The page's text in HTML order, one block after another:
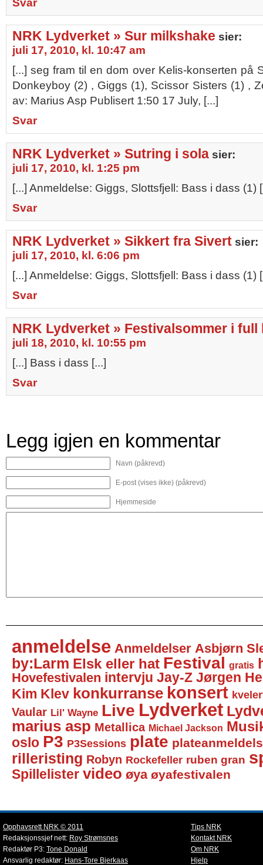
Svar
NRK Lydverket » Sur milkshake sier:
juli 17, 2010, kl. 10:47 am
[...] seg fram til en dom over Kelis-konserten på
Donkeyboy (2) , Giggs (1), Scissor Sisters (1) ,
av: Marius Asp Publisert 1:50 17 July, [...]
Svar
NRK Lydverket » Sutring i sola sier:
juli 17, 2010, kl. 1:25 pm
[...] Anmeldelse: Giggs, Slottsfjell: Bass i dass (1)
Svar
NRK Lydverket » Sikkert fra Sivert sier:
juli 17, 2010, kl. 6:06 pm
[...] Anmeldelse: Giggs, Slottsfjell: Bass i dass (1)
Svar
NRK Lydverket » Festivalsommer i full
juli 18, 2010, kl. 10:55 pm
[...] Bass i dass [...]
Svar
Legg igjen en kommentar
Navn (påkrevd)
E-post (vises ikke) (påkrevd)
Hjemmeside
anmeldelse Anmeldelser Asbjørn
by:Larm Elsk eller hat Festival gratis
Hovefestivalen intervju Jay-Z Jørgen
Kim Klev konkurranse konsert
Vaular Lil' Wayne Live Lydverket
marius asp Metallica Michael Jackson
oslo P3 P3Sessions plate
rilleristing Robyn Rockefeller ruben gran
Spillelister video øya øyafestivalen
Opphavsrett NRK © 2011
Redaksjonssjef nett: Roy Strømsnes
Redaktør P3: Tone Donald
Ansvarlig redaktør: Hans-Tore Bjerkaas
Tips NRK
Kontakt NRK
Om NRK
Hjelp